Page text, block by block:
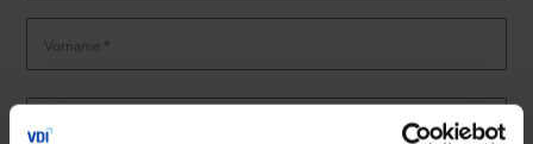
Vorname *
Nachname *